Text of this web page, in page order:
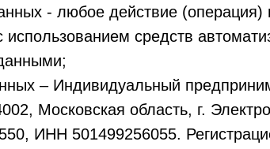
- любое действие (операция)
средств
– Индивидуальный
Московская область, г.
ИНН 501499256055.